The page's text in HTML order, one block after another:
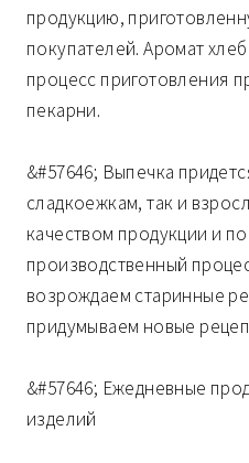
продукцию,
покупателей. Аромат
процесс приготовления
пекарни.
&#57646; Выпечка
сладкоежкам, так и
качеством продукции и
производственный
возрождаем старинные
придумываем новые
&#57646; Ежедневные
изделий